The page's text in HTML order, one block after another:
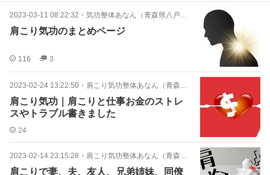
2023-03-11 08:22:32 ・ 気功整体あなん（青森県八戸市）
肩こり気功のまとめページ
116 3
2023-02-24 13:22:50 ・ 肩こり気功整体あなん（青森県八戸市）
肩こり気功｜肩こりと仕事お金のストレ
スやトラブル書きました
24
2023-02-14 23:15:28 ・ 肩こり気功整体あなん（青森県八戸市）
肩こりで妻、夫、友人、兄弟姉妹、同僚